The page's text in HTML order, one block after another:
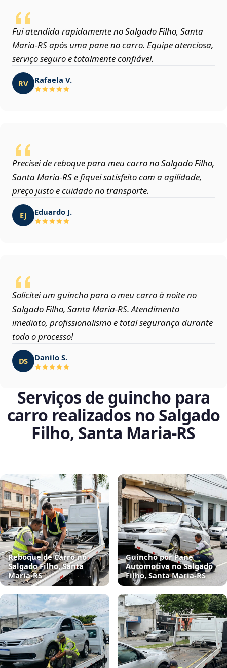
Fui atendida rapidamente no Salgado Filho, Santa
Maria‑RS após uma pane no carro. Equipe atenciosa,
serviço seguro e totalmente confiável.
RV Rafaela V.
Precisei de reboque para meu carro no Salgado Filho,
Santa Maria‑RS e fiquei satisfeito com a agilidade,
preço justo e cuidado no transporte.
EJ Eduardo J.
Solicitei um guincho para o meu carro à noite no
Salgado Filho, Santa Maria‑RS. Atendimento
imediato, profissionalismo e total segurança durante
todo o processo!
DS Danilo S.
Serviços de guincho para
carro realizados no Salgado
Filho, Santa Maria‑RS
Reboque de Carro no
Salgado Filho, Santa
Maria‑RS
Guincho por Pane
Automotiva no Salgado
Filho, Santa Maria‑RS